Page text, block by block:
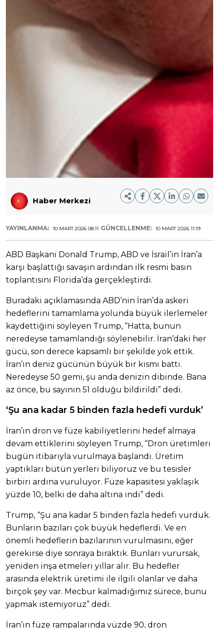
Haber Merkezi
YAYINLANMA: 10 MART 2026 08:11 GÜNCELLENME: 10 MART 2026 11:19
ABD Başkanı Donald Trump, ABD ve İsrail’in İran’a
karşı başlattığı savaşın ardından ilk resmi basın
toplantısını Florida’da gerçekleştirdi.
Buradaki açıklamasında ABD’nin İran’da askeri
hedeflerini tamamlama yolunda büyük ilerlemeler
kaydettiğini söyleyen Trump, “Hatta, bunun
neredeyse tamamlandığı söylenebilir. İran’daki her
gücü, son derece kapsamlı bir şekilde yok ettik.
İran’ın deniz gücünün büyük bir kısmı battı.
Neredeyse 50 gemi, şu anda denizin dibinde. Bana
az önce, bu sayının 51 olduğu bildirildi” dedi.
‘Şu ana kadar 5 binden fazla hedefi vurduk’
İran’ın dron ve füze kabiliyetlerini hedef almaya
devam ettiklerini söyleyen Trump, “Dron üretimleri
bugün itibarıyla vurulmaya başlandı. Üretim
yaptıkları bütün yerleri biliyoruz ve bu tesisler
birbiri ardına vuruluyor. Füze kapasitesi yaklaşık
yüzde 10, belki de daha altına indi” dedi.
Trump, “Şu ana kadar 5 binden fazla hedefi vurduk.
Bunların bazıları çok büyük hedeflerdi. Ve en
önemli hedeflerin bazılarının vurulmasını, eğer
gerekirse diye sonraya bıraktık. Bunları vurursak,
yeniden inşa etmeleri yıllar alır. Bu hedefler
arasında elektrik üretimi ile ilgili olanlar ve daha
birçok şey var. Mecbur kalmadığımız sürece, bunu
yapmak istemiyoruz” dedi.
İran’ın füze rampalarında yüzde 90, dron